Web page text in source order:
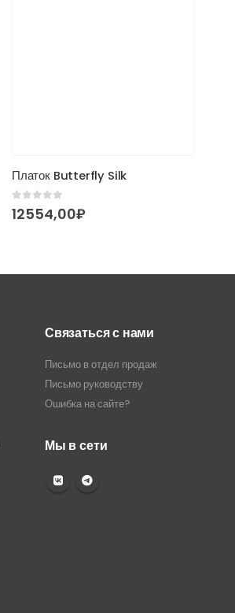
Платок Butterfly Silk
0из 5
12554,00₽
Связаться с нами
Письмо в отдел продаж
Письмо руководству
Ошибка на сайте?
Мы в сети